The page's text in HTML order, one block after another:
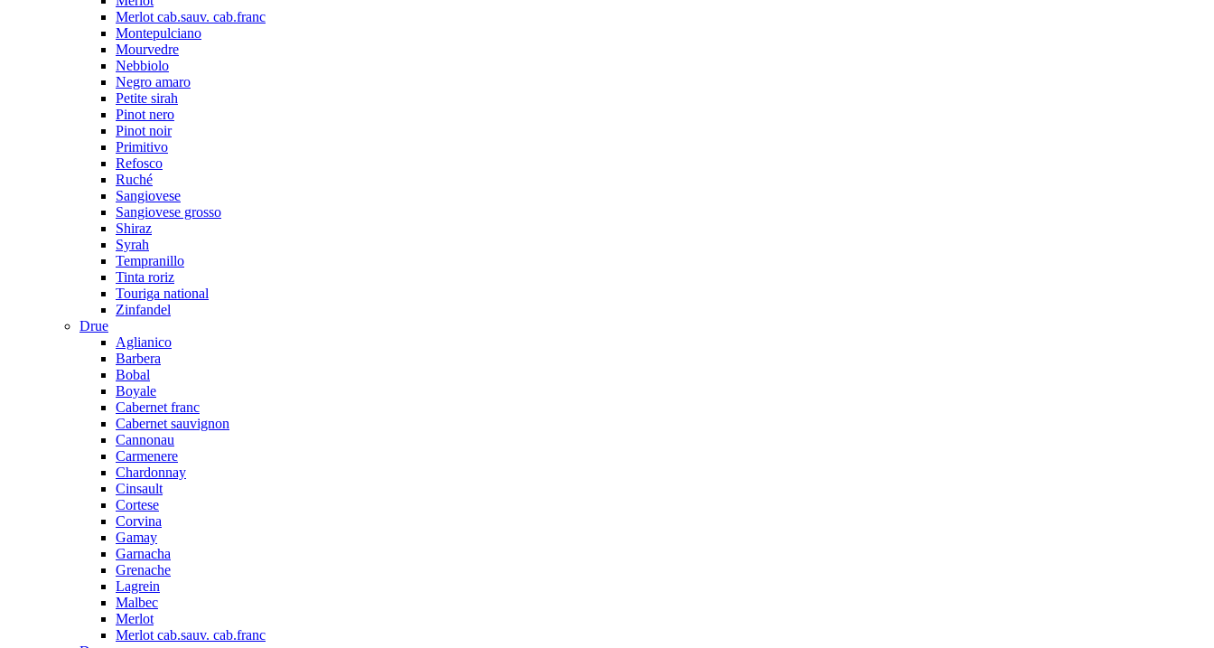
Merlot cab.sauv. cab.franc
Montepulciano
Mourvedre
Nebbiolo
Negro amaro
Petite sirah
Pinot nero
Pinot noir
Primitivo
Refosco
Ruché
Sangiovese
Sangiovese grosso
Shiraz
Syrah
Tempranillo
Tinta roriz
Touriga national
Zinfandel
Drue
Aglianico
Barbera
Bobal
Boyale
Cabernet franc
Cabernet sauvignon
Cannonau
Carmenere
Chardonnay
Cinsault
Cortese
Corvina
Gamay
Garnacha
Grenache
Lagrein
Malbec
Merlot
Merlot cab.sauv. cab.franc